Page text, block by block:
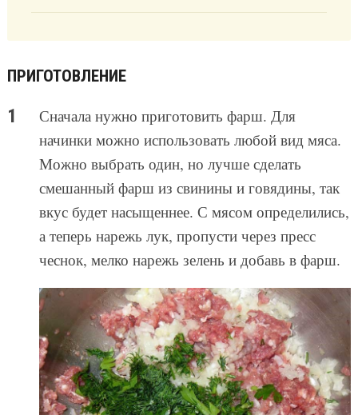
ПРИГОТОВЛЕНИЕ
Сначала нужно приготовить фарш. Для
начинки можно использовать любой вид мяса.
Можно выбрать один, но лучше сделать
смешанный фарш из свинины и говядины, так
вкус будет насыщеннее. С мясом определились,
а теперь нарежь лук, пропусти через пресс
чеснок, мелко нарежь зелень и добавь в фарш.